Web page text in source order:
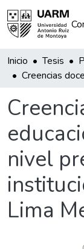
Inicio Tesis
nivel
Lima